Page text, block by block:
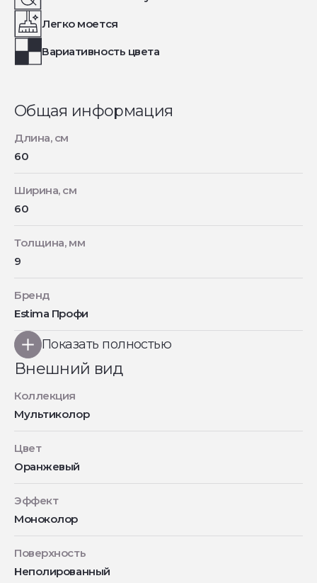
Легко моется
Вариативность цвета
Общая информация
Длина, см
60
Ширина, см
60
Толщина, мм
9
Бренд
Estima Профи
Показать полностью
Внешний вид
Коллекция
Мультиколор
Цвет
Оранжевый
Эффект
Моноколор
Поверхность
Неполированный